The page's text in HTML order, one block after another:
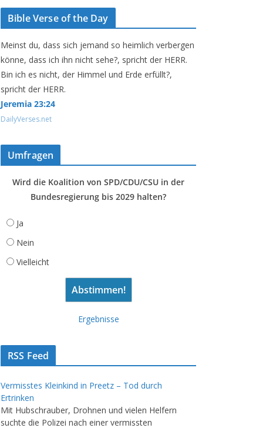
Bible Verse of the Day
Meinst du, dass sich jemand so heimlich verbergen
könne, dass ich ihn nicht sehe?, spricht der HERR.
Bin ich es nicht, der Himmel und Erde erfüllt?,
spricht der HERR.
Jeremia 23:24
DailyVerses.net
Umfragen
Wird die Koalition von SPD/CDU/CSU in der
Bundesregierung bis 2029 halten?
Ja
Nein
Vielleicht
Ergebnisse
RSS Feed
Vermisstes Kleinkind in Preetz – Tod durch
Ertrinken
Mit Hubschrauber, Drohnen und vielen Helfern
suchte die Polizei nach einer vermissten